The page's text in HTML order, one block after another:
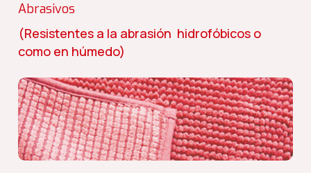
Abrasivos
(Resistentes a la abrasión hidrofóbicos o
como en húmedo)